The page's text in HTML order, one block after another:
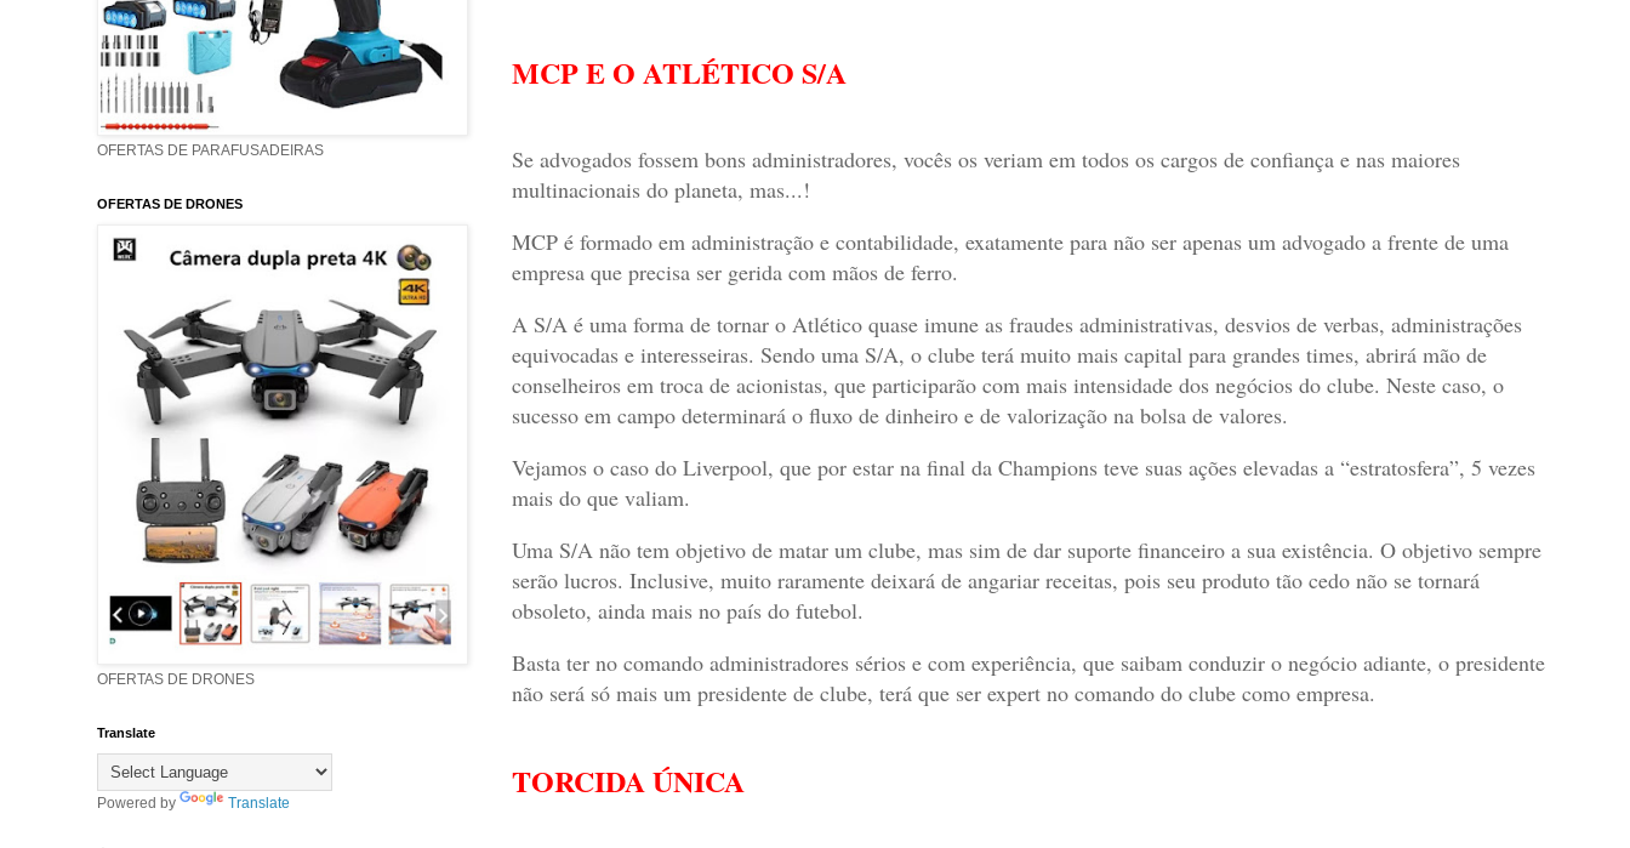
MCP E O ATLÉTICO S/A
Se advogados fossem bons administradores, vocês os veriam em todos os cargos de confiança e nas maiores
multinacionais do planeta, mas...!
MCP é formado em administração e contabilidade, exatamente para não ser apenas um advogado a frente de uma
empresa que precisa ser gerida com mãos de ferro.
A S/A é uma forma de tornar o Atlético quase imune as fraudes administrativas, desvios de verbas, administrações
equivocadas e interesseiras. Sendo uma S/A, o clube terá muito mais capital para grandes times, abrirá mão de
conselheiros em troca de acionistas, que participarão com mais intensidade dos negócios do clube. Neste caso, o
sucesso em campo determinará o fluxo de dinheiro e de valorização na bolsa de valores.
Vejamos o caso do Liverpool, que por estar na final da Champions teve suas ações elevadas a “estratosfera”, 5 vezes
mais do que valiam.
Uma S/A não tem objetivo de matar um clube, mas sim de dar suporte financeiro a sua existência. O objetivo sempre
serão lucros. Inclusive, muito raramente deixará de angariar receitas, pois seu produto tão cedo não se tornará
obsoleto, ainda mais no país do futebol.
Basta ter no comando administradores sérios e com experiência, que saibam conduzir o negócio adiante, o presidente
não será só mais um presidente de clube, terá que ser expert no comando do clube como empresa.
TORCIDA ÚNICA
OFERTAS DE PARAFUSADEIRAS
OFERTAS DE DRONES
OFERTAS DE DRONES
Translate
Powered by Translate